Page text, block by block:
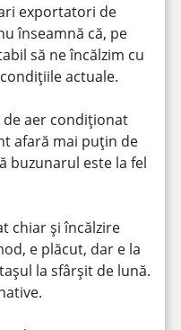
exportatori de
înseamnă că, pe
să ne încălzim cu
actuale.
de aer condiționat
afară mai puțin de
buzunarul este la fel
chiar și încălzire
e plăcut, dar e la
la sfârșit de lună.